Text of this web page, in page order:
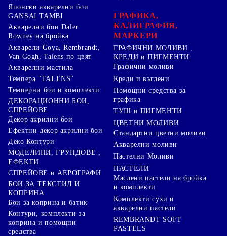
Японски акварелни бои
GANSAI TAMBI
Акварелни бои Daler
Rowney на бройка
Акварели Goya, Rembrandt,
Van Gogh, Talens по цвят
Акварелни мастила
Темпера "TALENS"
Темперни бои и комплекти
ДЕКОРАЦИОННИ БОИ,
СПРЕЙОВЕ
Декор акрилни бои
Ефектни декор акрилни бои
Деко Контури
МОДЕЛИНИ, ГРУНДОВЕ ,
ЕФЕКТИ
СПРЕЙОВЕ и АЕРОГРАФИ
БОИ ЗА ТЕКСТИЛ И
КОПРИНА
Бои за коприна и батик
Контури, комплекти за
коприна и помощни
средства
ГРАФИКА,
КАЛИГРАФИЯ,
МАРКЕРИ
ГРАФИЧНИ МОЛИВИ ,
КРЕДИ и ПИГМЕНТИ
Графични моливи
Креди и въглени
Помощни средства за
графика
ТУШ и ПИГМЕНТИ
ЦВЕТНИ МОЛИВИ
Стандартни цветни моливи
Акварелни моливи
Пастелни Моливи
ПАСТЕЛИ
Маслени пастели на бройка
и комплекти
Комплекти сухи и
акварелни пастели
REMBRANDT SOFT
PASTELS